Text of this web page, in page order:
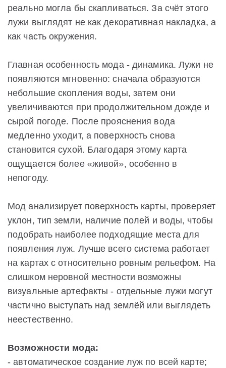
реально могла бы скапливаться. За счёт этого
лужи выглядят не как декоративная накладка, а
как часть окружения.
Главная особенность мода - динамика. Лужи не
появляются мгновенно: сначала образуются
небольшие скопления воды, затем они
увеличиваются при продолжительном дожде и
сырой погоде. После прояснения вода
медленно уходит, а поверхность снова
становится сухой. Благодаря этому карта
ощущается более «живой», особенно в
непогоду.
Мод анализирует поверхность карты, проверяет
уклон, тип земли, наличие полей и воды, чтобы
подобрать наиболее подходящие места для
появления луж. Лучше всего система работает
на картах с относительно ровным рельефом. На
слишком неровной местности возможны
визуальные артефакты - отдельные лужи могут
частично выступать над землёй или выглядеть
неестественно.
Возможности мода:
- автоматическое создание луж по всей карте;